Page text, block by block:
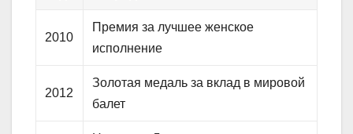
2010
Премия за лучшее женское
исполнение
2012
Золотая медаль за вклад в мировой
балет